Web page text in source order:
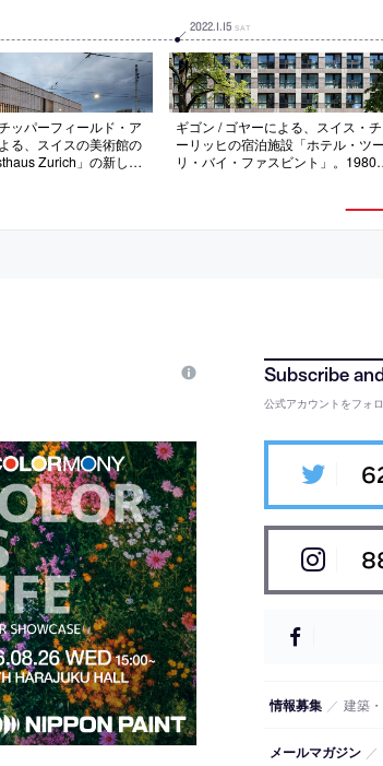
ッパーフィールド・ア
る、スイスの美術館の
Zurich」の新しい
新を融合させた外観を
“house of rooms”をテ
2022.1.15 SAT
ギゴン / ゴヤーによる、スイス・チ
ーリッヒの宿泊施設「ホテル・ツー
リ・バイ・ファスビント」。1980
な素材“クリンカーレンガ”を使用
部空間でも使用者の体験を重視し
公式アカウントをフォ
情報募集 ／ 建築
メールマガジン ／